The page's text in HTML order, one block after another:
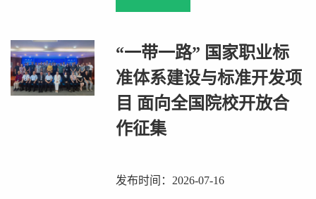
“一带一路” 国家职业标
准体系建设与标准开发项
目 面向全国院校开放合
作征集
发布时间：2026-07-16